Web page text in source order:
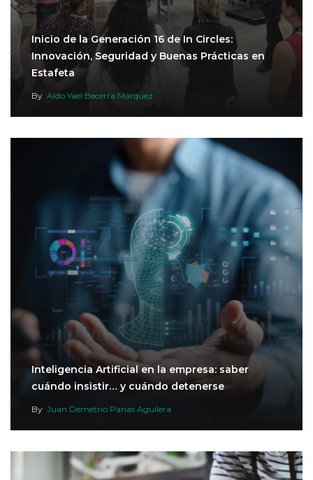
Inicio de la Generación 16 de In Circles:
Innovación, Seguridad y Buenas Prácticas en
Estafeta
By Aldo Yael Becerra Márquez
Inteligencia Artificial en la empresa: saber
cuándo insistir… y cuándo detenerse
By Juan Demetrio Panas Aguilera